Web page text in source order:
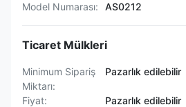
Model Numarası:
AS0212
Ticaret Mülkleri
Minimum Sipariş
Miktarı:
Pazarlık edilebilir
Fiyat:
Pazarlık edilebilir